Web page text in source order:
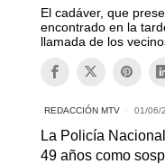
El cadáver, que
encontrado en la
llamada de los
REDACCIÓN MTV 01/06/
La Policía
49 años como